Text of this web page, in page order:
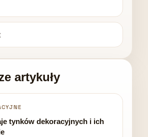
artykuły
tynków dekoracyjnych i ich